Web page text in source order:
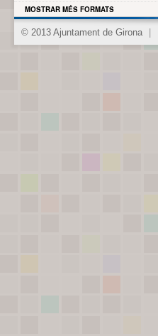
MOSTRAR MÉS FORMATS
© 2013 Ajuntament de Girona